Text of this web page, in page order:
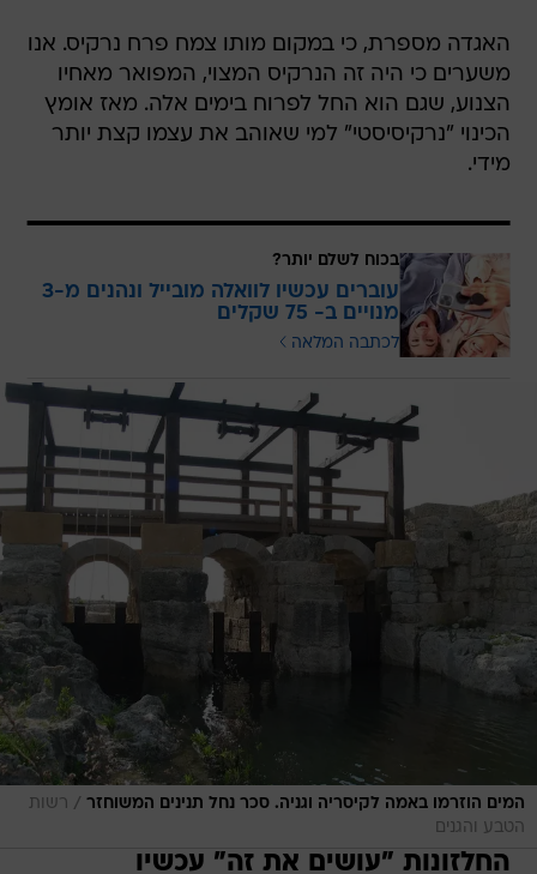
האגדה מספרת, כי במקום מותו צמח פרח נרקיס. אנו
משערים כי היה זה הנרקיס המצוי, המפואר מאחיו
הצנוע, שגם הוא החל לפרוח בימים אלה. מאז אומץ
הכינוי "נרקיסיסטי" למי שאוהב את עצמו קצת יותר
מידי.
בכוח לשלם יותר?
עוברים עכשיו לוואלה מובייל ונהנים מ-3
מנויים ב- 75 שקלים
לכתבה המלאה
המים הוזרמו באמה לקיסריה וגניה. סכר נחל תנינים המשוחזר / רשות
הטבע והגנים
החלזונות "עושים את זה" עכשיו